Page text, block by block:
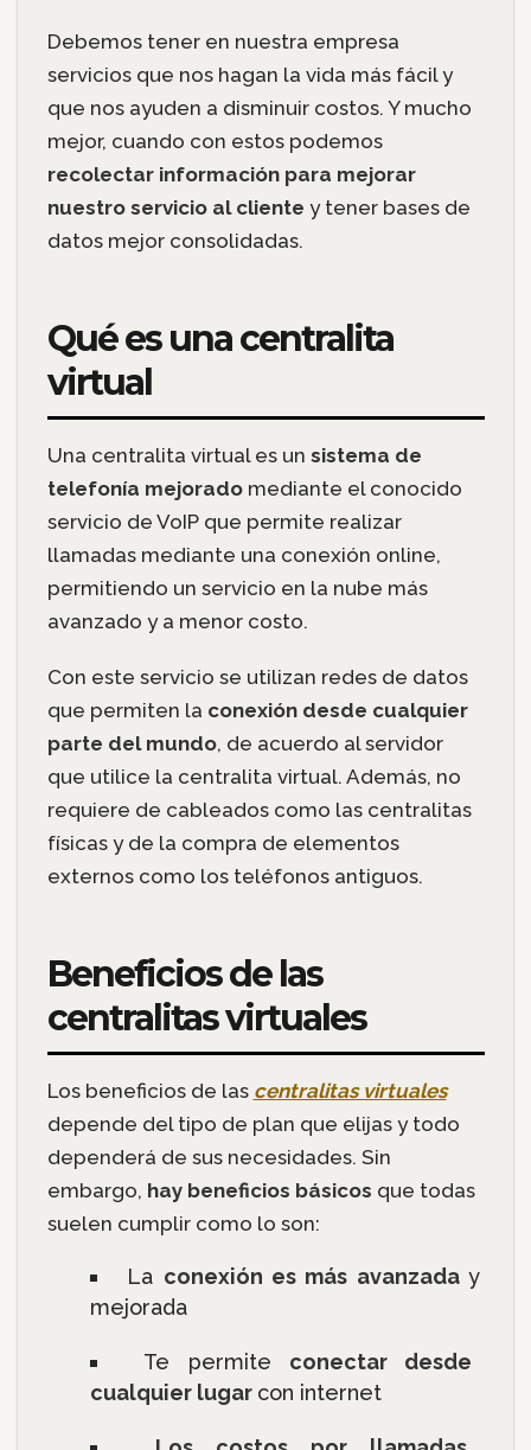
Debemos tener en nuestra empresa
servicios que nos hagan la vida más fácil y
que nos ayuden a disminuir costos. Y mucho
mejor, cuando con estos podemos
recolectar información para mejorar
nuestro servicio al cliente y tener bases de
datos mejor consolidadas.
Qué es una centralita
virtual
Una centralita virtual es un sistema de
telefonía mejoradomediante el conocido
servicio de VoIP que permite realizar
llamadas mediante una conexión online,
permitiendo un servicio en la nube más
avanzado y a menor costo.
Con este servicio se utilizan redes de datos
que permiten la conexión desde cualquier
parte del mundo, de acuerdo al servidor
que utilice la centralita virtual. Además, no
requiere de cableados como las centralitas
físicas y de la compra de elementos
externos como los teléfonos antiguos.
Beneficios de las
centralitas virtuales
Los beneficios de las centralitas virtuales
depende del tipo de plan que elijas y todo
dependerá de sus necesidades. Sin
embargo, hay beneficios básicos que todas
suelen cumplir como lo son:
La conexión es más avanzaday
mejorada
Te permite conectar desde
cualquier lugar con internet